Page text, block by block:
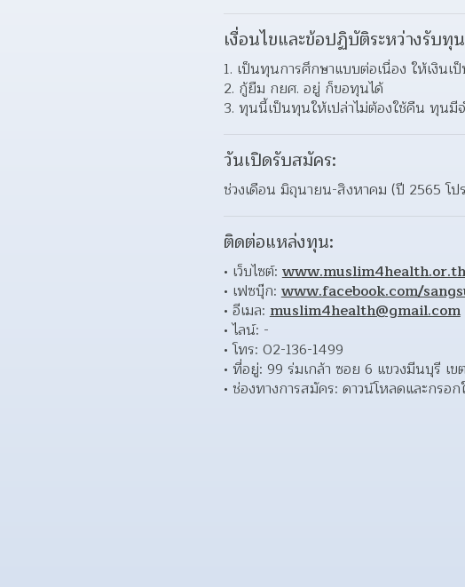
เงื่อนไขและข้อปฏิบัติระหว่างรับทุ
เป็นทุนการศึกษาแบบต่อเนื่อง ให้เงิน
กู้ยืม กยศ. อยู่ ก็ขอทุนได้
ทุนนี้เป็นทุนให้เปล่าไม่ต้องใช้คืน ทุนมี
วันเปิดรับสมัคร:
ช่วงเดือน มิถุนายน-สิงหาคม (ปี 2565 โ
ติดต่อแหล่งทุน:
เว็บไซต์: www.muslim4health.or.th
เฟซบุ๊ก: www.facebook.com/
อีเมล: muslim4health@gmail.com
ไลน์: -
โทร: 02-136-1499
ที่อยู่: 99 ร่มเกล้า ซอย 6 แขวงมีนบุรี เ
ช่องทางการสมัคร: ดาวน์โหลดและกร